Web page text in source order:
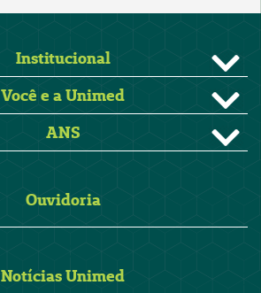
Institucional
Você e a Unimed
ANS
Ouvidoria
Notícias Unimed